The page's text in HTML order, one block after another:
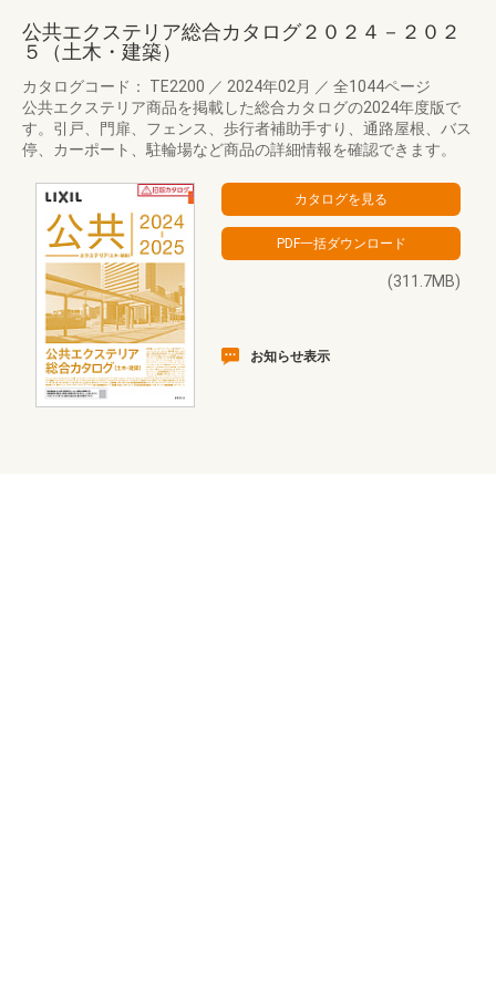
公共エクステリア総合カタログ２０２４－２０２
５（土木・建築）
カタログコード： TE2200 ／ 2024年02月 ／ 全1044ページ
公共エクステリア商品を掲載した総合カタログの2024年度版で
す。引戸、門扉、フェンス、歩行者補助手すり、通路屋根、バス
停、カーポート、駐輪場など商品の詳細情報を確認できます。
(311.7MB)
お知らせ表示